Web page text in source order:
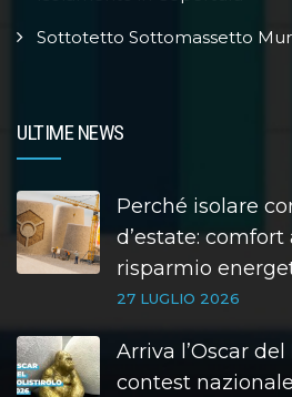
Sottotetto Sottomassetto
ULTIME NEWS
Perché isolare
d’estate:
risparmio
27 LUGLIO 2026
Arriva l’Oscar
contest